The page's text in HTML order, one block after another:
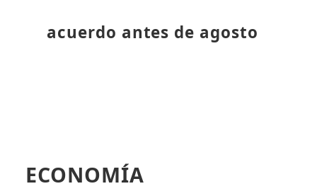
acuerdo antes de agosto
ECONOMÍA